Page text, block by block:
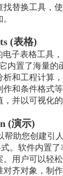
找替换工具，
(表格)
子表格工具，
内置了海量的
析和工程计算
和条件格式
并以可视化的
(演示)
帮助您创建引
。软件内置了
用户可以轻
对齐对象，制